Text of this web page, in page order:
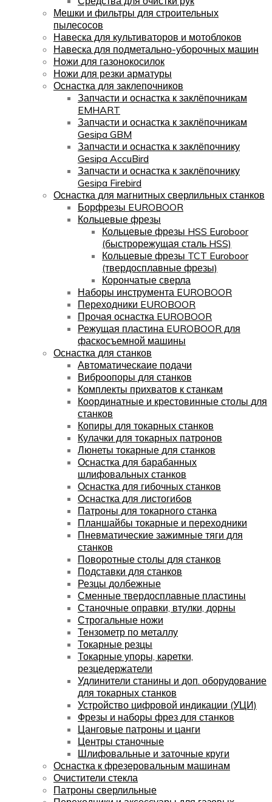
Мешки и фильтры для строительных
пылесосов
Навеска для культиваторов и мотоблоков
Навеска для подметально-уборочных машин
Ножи для газонокосилок
Ножи для резки арматуры
Оснастка для заклепочников
Запчасти и оснастка к заклёпочникам
EMHART
Запчасти и оснастка к заклёпочникам
Gesipa GBM
Запчасти и оснастка к заклёпочнику
Gesipa AccuBird
Запчасти и оснастка к заклёпочнику
Gesipa Firebird
Оснастка для магнитных сверлильных станков
Борфрезы EUROBOOR
Кольцевые фрезы
Кольцевые фрезы HSS Euroboor
(быстрорежущая сталь HSS)
Кольцевые фрезы TCT Euroboor
(твердосплавные фрезы)
Корончатые сверла
Наборы инструмента EUROBOOR
Переходники EUROBOOR
Прочая оснастка EUROBOOR
Режущая пластина EUROBOOR для
фаскосъемной машины
Оснастка для станков
Автоматическаие подачи
Виброопоры для станков
Комплекты прихватов к станкам
Координатные и крестовинные столы для
станков
Копиры для токарных станков
Кулачки для токарных патронов
Люнеты токарные для станков
Оснастка для барабанных
шлифовальных станков
Оснастка для гибочных станков
Оснастка для листогибов
Патроны для токарного станка
Планшайбы токарные и переходники
Пневматические зажимные тяги для
станков
Поворотные столы для станков
Подставки для станков
Резцы долбежные
Сменные твердосплавные пластины
Станочные оправки, втулки, дорны
Строгальные ножи
Тензометр по металлу
Токарные резцы
Токарные упоры, каретки,
резцедержатели
Удлинители станины и доп. оборудование
для токарных станков
Устройство цифровой индикации (УЦИ)
Фрезы и наборы фрез для станков
Цанговые патроны и цанги
Центры станочные
Шлифовальные и заточные круги
Оснастка к фрезеровальным машинам
Очистители стекла
Патроны сверлильные